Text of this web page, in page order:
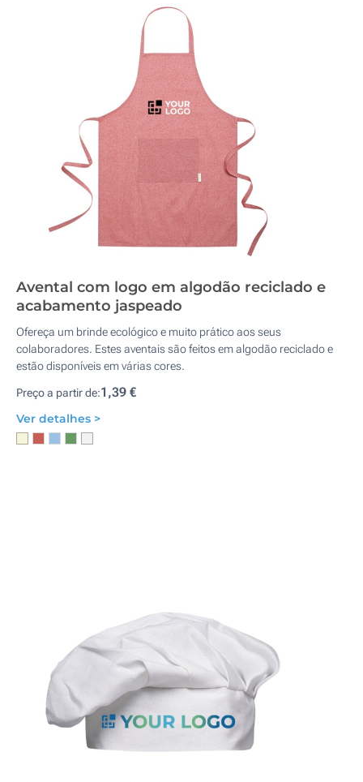
Avental com logo em algodão reciclado e
acabamento jaspeado
Ofereça um brinde ecológico e muito prático aos seus
colaboradores. Estes aventais são feitos em algodão reciclado e
estão disponíveis em várias cores.
Preço a partir de:1,39 €
Ver detalhes >